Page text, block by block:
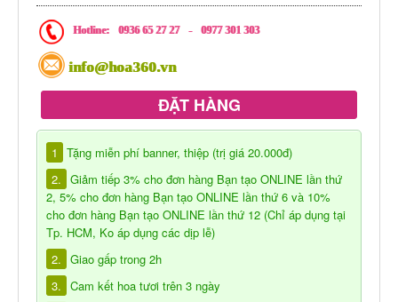
Hotline: 0936 65 27 27 - 0977 301 303
info@hoa360.vn
ĐẶT HÀNG
1
Tặng miễn phí banner, thiệp (trị giá 20.000đ)
2. Giảm tiếp 3% cho đơn hàng Bạn tạo ONLINE lần thứ
2, 5% cho đơn hàng Bạn tạo ONLINE lần thứ 6 và 10%
cho đơn hàng Bạn tạo ONLINE lần thứ 12 (Chỉ áp dụng tại
Tp. HCM, Ko áp dụng các dịp lễ)
2. Giao gấp trong 2h
3. Cam kết hoa tươi trên 3 ngày